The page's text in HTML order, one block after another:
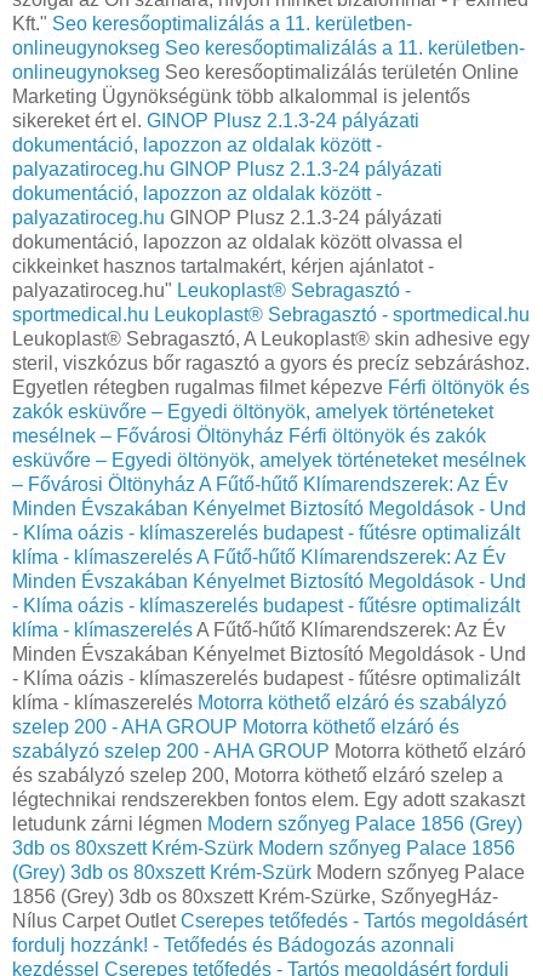
Kft." Seo keresőoptimalizálás a 11. kerületben-
onlineugynokseg Seo keresőoptimalizálás a 11. kerületben-
onlineugynokseg Seo keresőoptimalizálás területén Online
Marketing Ügynökségünk több alkalommal is jelentős
sikereket ért el. GINOP Plusz 2.1.3-24 pályázati
dokumentáció, lapozzon az oldalak között -
palyazatiroceg.hu GINOP Plusz 2.1.3-24 pályázati
dokumentáció, lapozzon az oldalak között -
palyazatiroceg.hu GINOP Plusz 2.1.3-24 pályázati
dokumentáció, lapozzon az oldalak között olvassa el
cikkeinket hasznos tartalmakért, kérjen ajánlatot -
palyazatiroceg.hu" Leukoplast® Sebragasztó -
sportmedical.hu Leukoplast® Sebragasztó - sportmedical.hu
Leukoplast® Sebragasztó, A Leukoplast® skin adhesive egy
steril, viszkózus bőr ragasztó a gyors és precíz sebzáráshoz.
Egyetlen rétegben rugalmas filmet képezve Férfi öltönyök és
zakók esküvőre – Egyedi öltönyök, amelyek történeteket
mesélnek – Fővárosi Öltönyház Férfi öltönyök és zakók
esküvőre – Egyedi öltönyök, amelyek történeteket mesélnek
– Fővárosi Öltönyház A Fűtő-hűtő Klímarendszerek: Az Év
Minden Évszakában Kényelmet Biztosító Megoldások - Und
- Klíma oázis - klímaszerelés budapest - fűtésre optimalizált
klíma - klímaszerelésA Fűtő-hűtő Klímarendszerek: Az Év
Minden Évszakában Kényelmet Biztosító Megoldások - Und
- Klíma oázis - klímaszerelés budapest - fűtésre optimalizált
klíma - klímaszerelésA Fűtő-hűtő Klímarendszerek: Az Év
Minden Évszakában Kényelmet Biztosító Megoldások - Und
- Klíma oázis - klímaszerelés budapest - fűtésre optimalizált
klíma - klímaszerelés Motorra köthető elzáró és szabályzó
szelep 200 - AHA GROUP Motorra köthető elzáró és
szabályzó szelep 200 - AHA GROUP Motorra köthető elzáró
és szabályzó szelep 200, Motorra köthető elzáró szelep a
légtechnikai rendszerekben fontos elem. Egy adott szakaszt
letudunk zárni légmen Modern szőnyeg Palace 1856 (Grey)
3db os 80xszett Krém-Szürk Modern szőnyeg Palace 1856
(Grey) 3db os 80xszett Krém-Szürk Modern szőnyeg Palace
1856 (Grey) 3db os 80xszett Krém-Szürke, SzőnyegHáz-
Nílus Carpet OutletCserepes tetőfedés - Tartós megoldásért
fordulj hozzánk! - Tetőfedés és Bádogozás azonnali
kezdéssel Cserepes tetőfedés - Tartós megoldásért fordulj